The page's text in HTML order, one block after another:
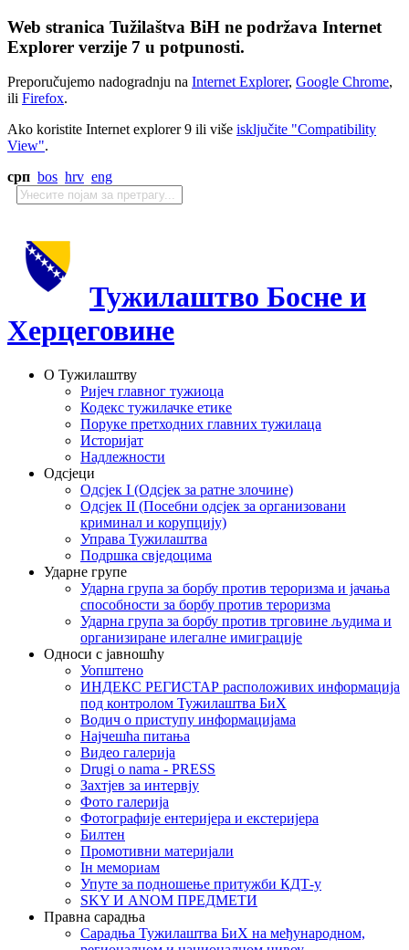
Web stranica Tužilaštva BiH ne podržava Internet
Explorer verzije 7 u potpunosti.
Preporučujemo nadogradnju na Internet Explorer, Google Chrome,
ili Firefox.
Ako koristite Internet explorer 9 ili više isključite "Compatibility
View".
срп bos hrv eng
Тужилаштво Босне и
Херцеговине
О Тужилаштву
Ријеч главног тужиоца
Кодекс тужилачке етике
Поруке претходних главних тужилаца
Историјат
Надлежности
Одсјеци
Одсјек I (Одсјек за ратне злочине)
Одсјек II (Посебни одсјек за организовани
криминал и корупцију)
Управа Тужилаштва
Подршка свједоцима
Ударне групе
Ударна група за борбу против тероризма и јачања
способности за борбу против тероризма
Ударна група за борбу против трговине људима и
организиране илегалне имиграције
Односи с јавношћу
Уопштено
ИНДЕКС РЕГИСТАР расположивих информација
под контролом Тужилаштва БиХ
Водич о приступу информацијама
Најчешћа питања
Видео галерија
Drugi o nama - PRESS
Захтјев за интервју
Фото галерија
Фотографије ентеријера и екстеријера
Билтен
Промотивни материјали
Iн мемориам
Упуте за подношење притужби КДТ-у
SKY И ANOM ПРЕДМЕТИ
Правна сарадња
Сарадња Тужилаштва БиХ на међународном,